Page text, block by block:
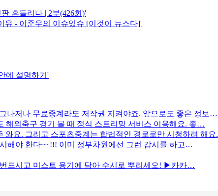
흔들리나 | 2부(426회)'
유 - 이준우의 이슈있슈 [이것이 뉴스다]'
에 설명하기'
나저나 무료중계라도 저작권 지켜야죠. 앞으로도 좋은 정보…
해외축구 경기 볼 때 정식 스트리밍 서비스 이용해요. 좋…
와요. 그리고 스포츠중계는 합법적인 경로로만 시청하려 해
해야 한다~~!!! 이미 정부차원에선 그런 감시를 하고…
드시고 미스트 용기에 담아 수시로 뿌리세오! ▶카카…